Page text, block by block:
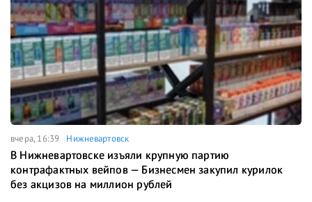
вчера, 16:39 Нижневартовск
В Нижневартовске изъяли крупную партию
контрафактных вейпов — Бизнесмен закупил курилок
без акцизов на миллион рублей